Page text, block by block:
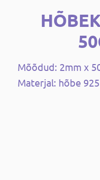
Mõõdud: 2mm x
Materjal: hõbe 925